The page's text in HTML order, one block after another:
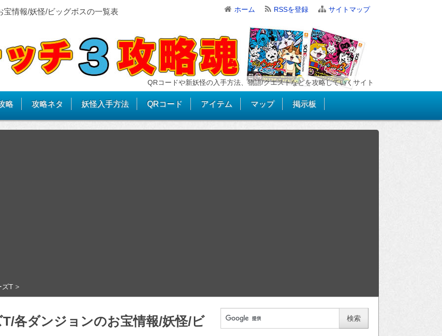
情報/妖怪/ビッグボスの一覧表 ホーム RSSを登録 サイトマップ
QRコードや新妖怪の入手方法、物語/クエストなどを攻略していくサイト
略 攻略ネタ 妖怪入手方法 QRコード アイテム マップ 掲示板
ズT >
各ダンジョンのお宝情報/妖怪/ビ